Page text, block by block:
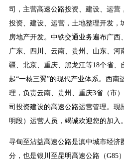
司，主营高速公路投资、建设、运营
投资、建设、运营，土地整理开发，
房地产开发。中铁交通业务遍布广西
广东、四川、云南、贵州、山东、河
疆、北京、重庆、黑龙江等18个省、
起“一核三翼”的现代产业体系。西南
理，负责云南、贵州、重庆3省（市
司投资建设的高速公路运营管理。现
明段）运营人员，竭诚欢迎您的加入。
寻甸至沾益高速公路是滇中城市经济
分，也是银川至昆明高速公路（G85